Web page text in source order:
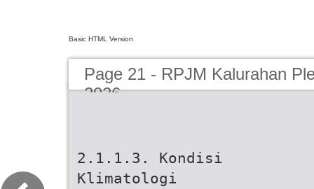
Basic HTML Version
Page 21 - RPJM Kalurahan
2026
2.1.1.3. Kondisi
Klimatologi